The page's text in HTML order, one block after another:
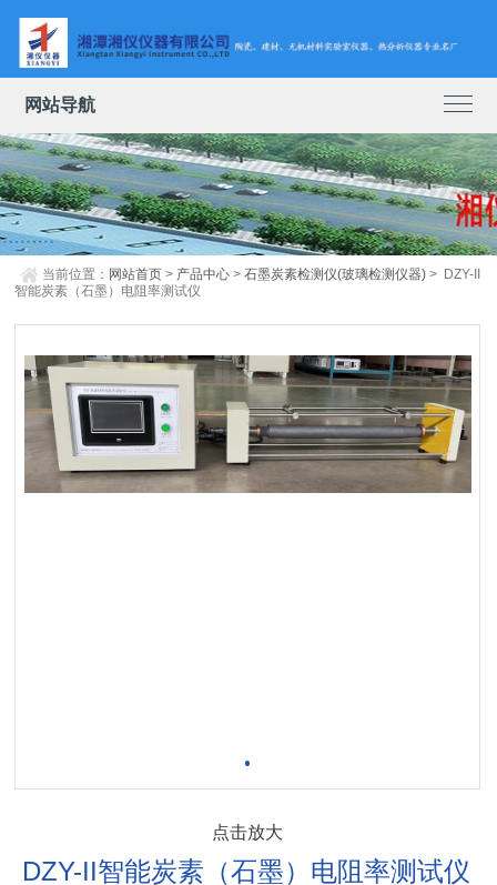
网站导航
当前位置： 网站首页 > 产品中心 >石墨炭素检测仪(玻璃检测仪器) > DZY-II
智能炭素（石墨）电阻率测试仪
点击放大
DZY-II智能炭素（石墨）电阻率测试仪